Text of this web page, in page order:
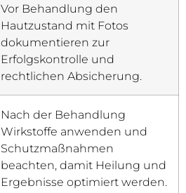
Vor Behandlung den
Hautzustand mit Fotos
dokumentieren zur
Erfolgskontrolle und
rechtlichen Absicherung.
Nach der Behandlung
Wirkstoffe anwenden und
Schutzmaßnahmen
beachten, damit Heilung und
Ergebnisse optimiert werden.